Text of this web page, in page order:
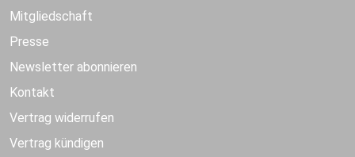
Mitgliedschaft
Presse
Newsletter abonnieren
Kontakt
Vertrag widerrufen
Vertrag kündigen